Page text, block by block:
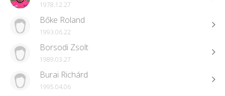
1978.12.27
Bőke Roland
1993.06.22
Borsodi Zsolt
1989.03.27
Burai Richárd
1995.04.06